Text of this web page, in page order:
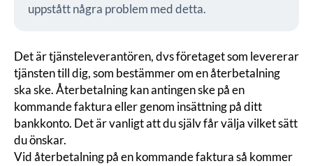
uppstått några problem med detta.
Det är tjänsteleverantören, dvs företaget som levererar
tjänsten till dig, som bestämmer om en återbetalning
ska ske. Återbetalning kan antingen ske på en
kommande faktura eller genom insättning på ditt
bankkonto. Det är vanligt att du själv får välja vilket sätt
du önskar.
Vid återbetalning på en kommande faktura så kommer